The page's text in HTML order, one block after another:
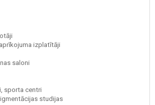
izplatītāji
saloni
sporta centri
studijas